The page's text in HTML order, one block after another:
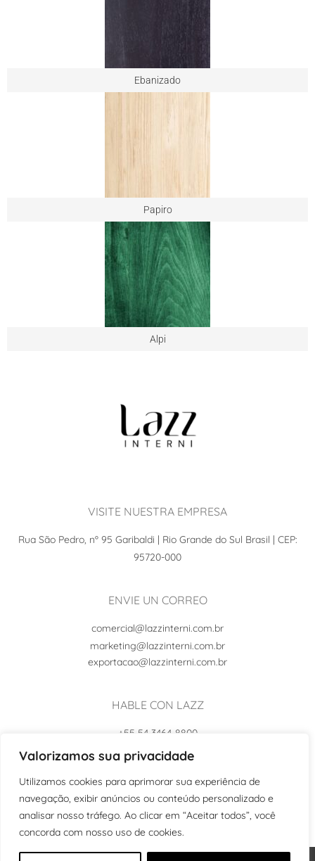
Valorizamos sua privacidade
Utilizamos cookies para aprimorar sua experiência de
navegação, exibir anúncios ou conteúdo personalizado e
analisar nosso tráfego. Ao clicar em “Aceitar todos”, você
concorda com nosso uso de cookies.
Ebanizado
Papiro
Alpi
VISITE NUESTRA EMPRESA
Rua São Pedro, nº 95 Garibaldi | Rio Grande do Sul Brasil | CEP:
95720-000
ENVIE UN CORREO
comercial@lazzinterni.com.br
marketing@lazzinterni.com.br
exportacao@lazzinterni.com.br
HABLE CON LAZZ
+55 54 3464-8800
+55 54 99102-8242